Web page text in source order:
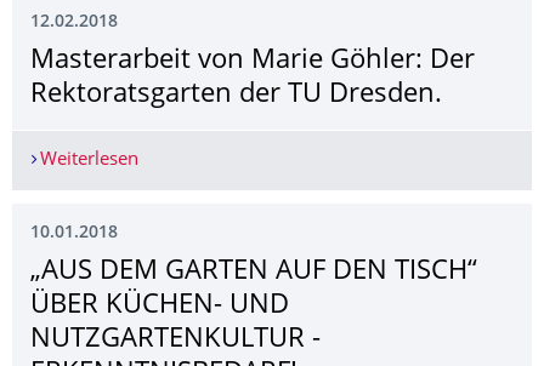
12.02.2018
Masterarbeit von Marie Göhler: Der
Rektoratsgarten der TU Dresden.
Weiterlesen
10.01.2018
„AUS DEM GARTEN AUF DEN TISCH“
ÜBER KÜCHEN- UND
NUTZGARTENKULTUR -